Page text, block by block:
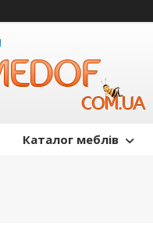
Каталог меблів